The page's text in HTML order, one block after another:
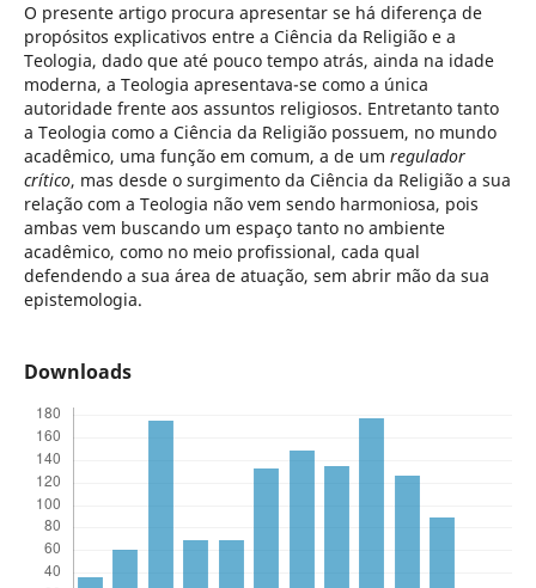
O presente artigo procura apresentar se há diferença de
propósitos explicativos entre a Ciência da Religião e a
Teologia, dado que até pouco tempo atrás, ainda na idade
moderna, a Teologia apresentava-se como a única
autoridade frente aos assuntos religiosos. Entretanto tanto
a Teologia como a Ciência da Religião possuem, no mundo
acadêmico, uma função em comum, a de um regulador
crítico, mas desde o surgimento da Ciência da Religião a sua
relação com a Teologia não vem sendo harmoniosa, pois
ambas vem buscando um espaço tanto no ambiente
acadêmico, como no meio profissional, cada qual
defendendo a sua área de atuação, sem abrir mão da sua
epistemologia.
Downloads